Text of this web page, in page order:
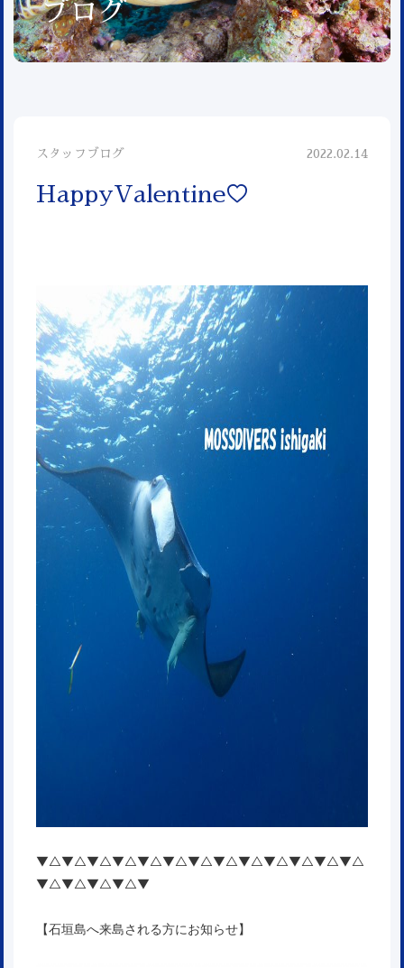
ブログ
スタッフブログ 2022.02.14
HappyValentine♡
▼△▼△▼△▼△▼△▼△▼△▼△▼△▼△▼△▼△▼△
▼△▼△▼△▼△▼
【石垣島へ来島される方にお知らせ】